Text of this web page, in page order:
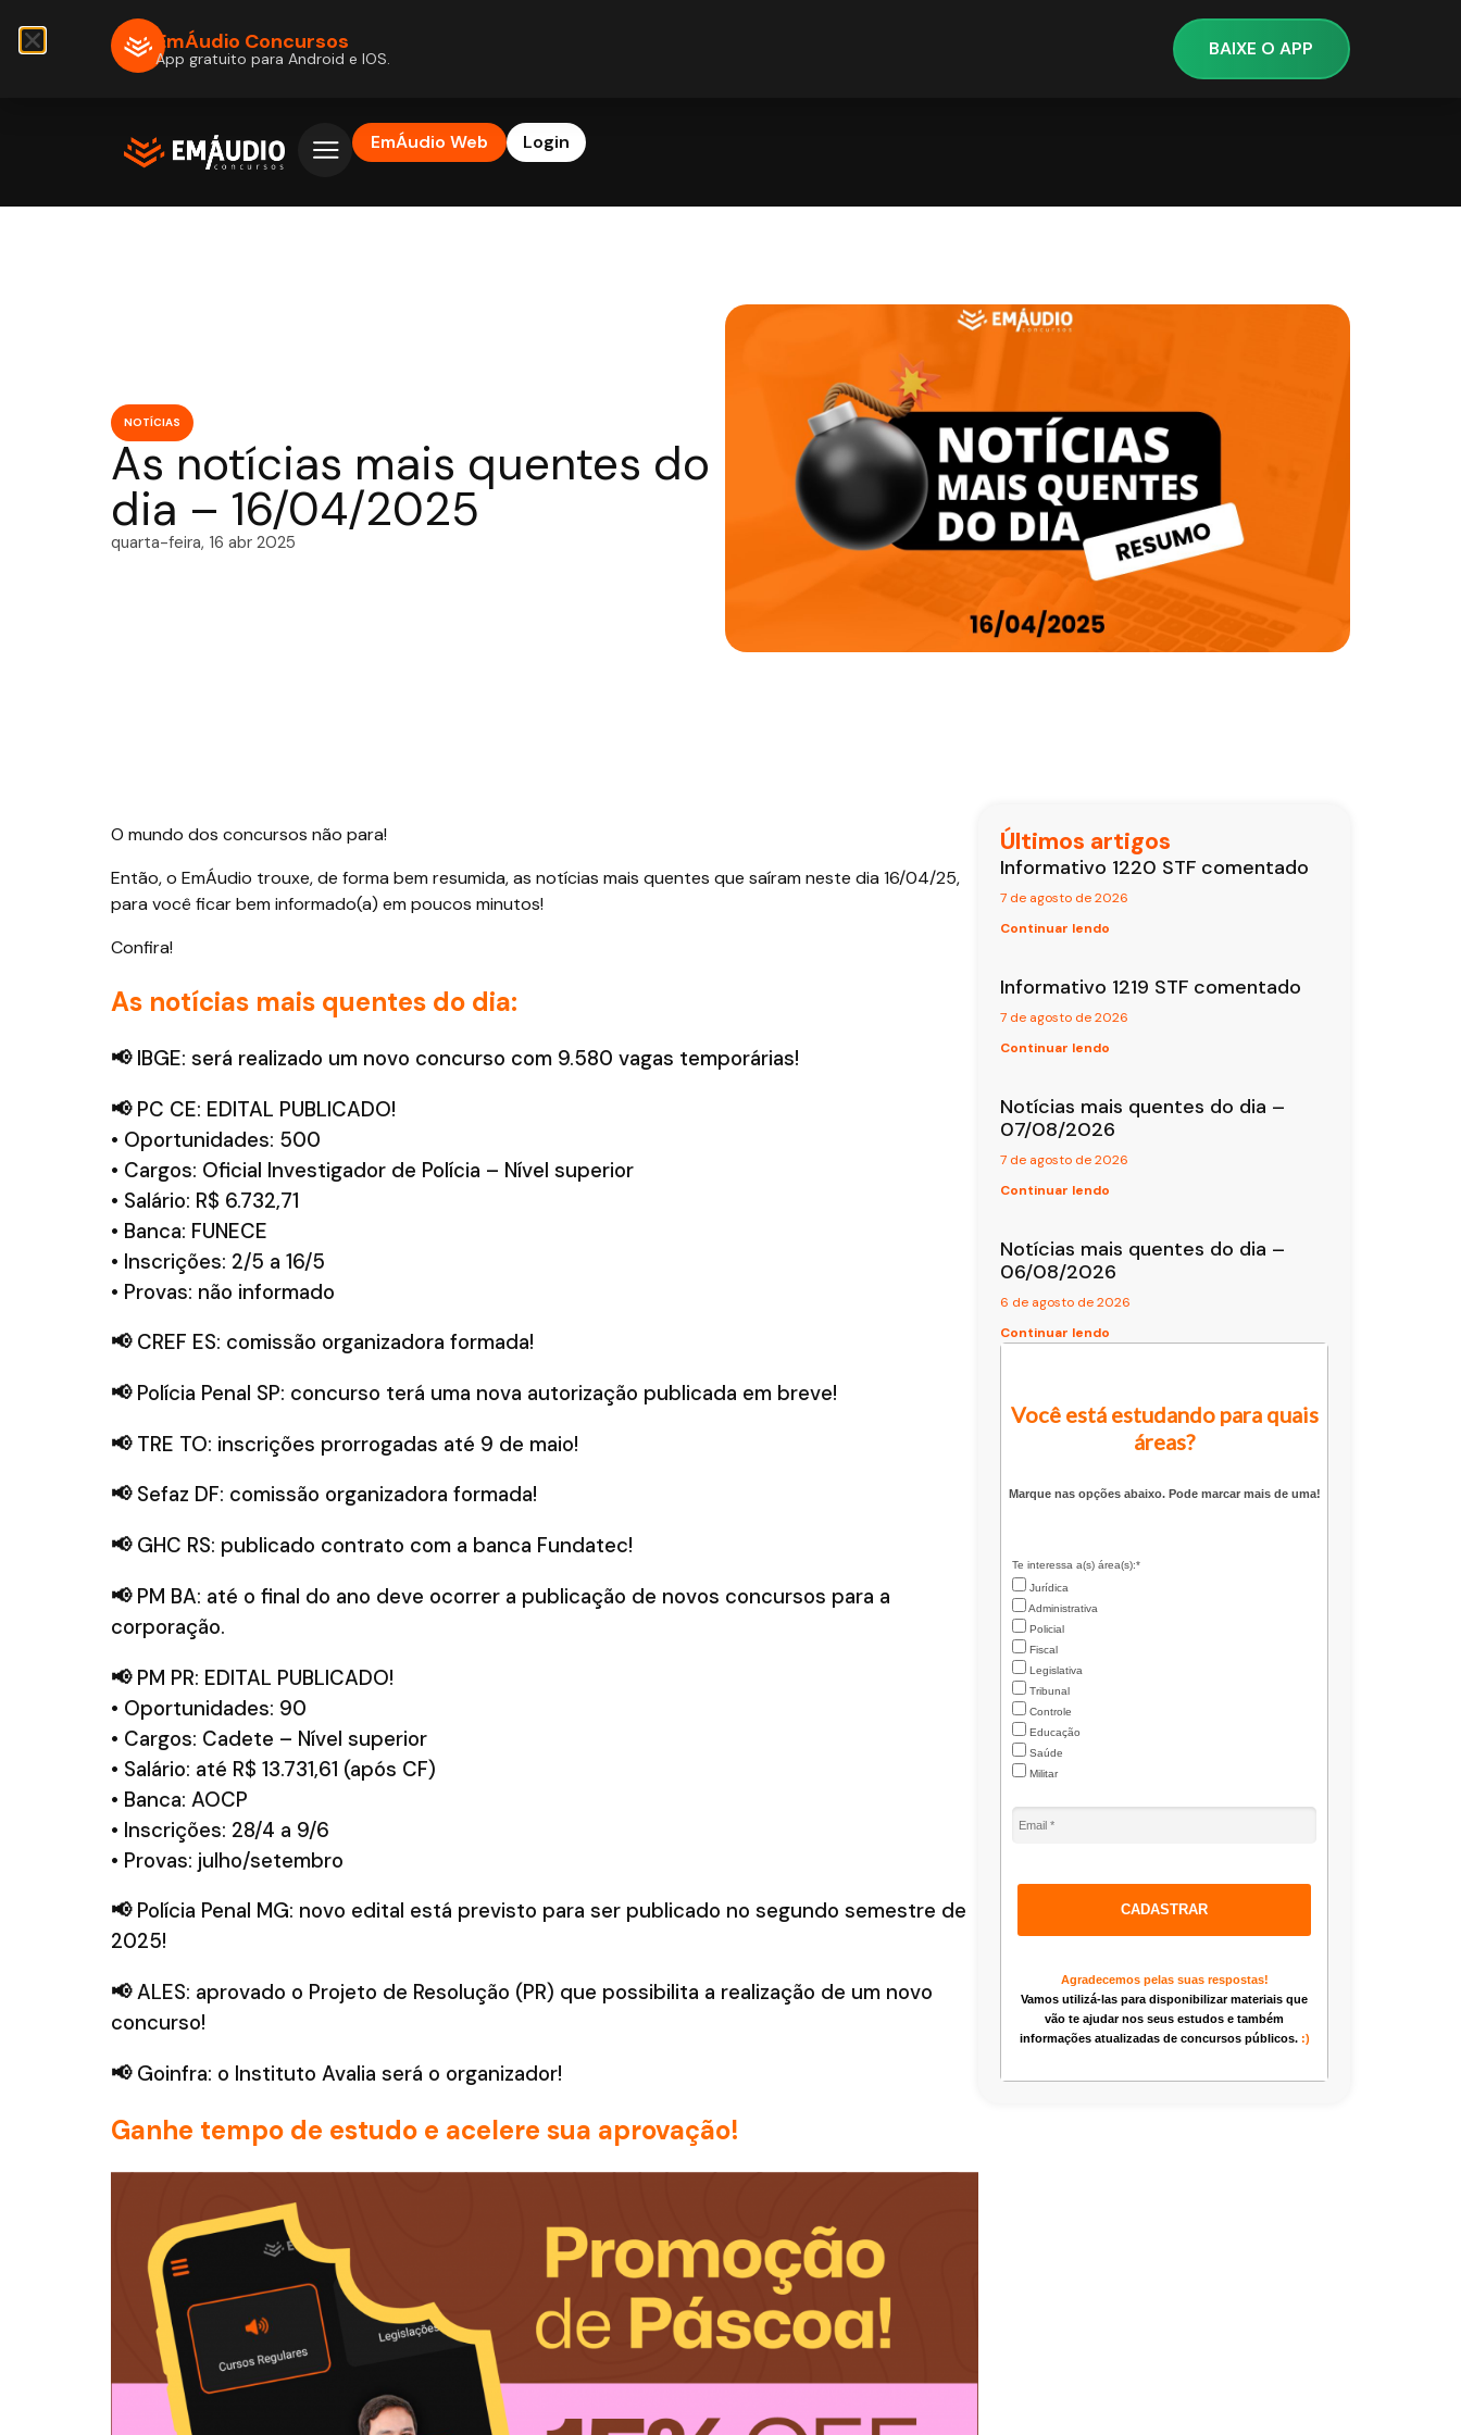
EmÁudio Web Login
NOTÍCIAS
As notícias mais quentes do
dia – 16/04/2025
quarta-feira, 16 abr 2025
O mundo dos concursos não para!
Então, o EmÁudio trouxe, de forma bem resumida, as notícias mais quentes que saíram neste dia 16/04/25,
para você ficar bem informado(a) em poucos minutos!
Confira!
As notícias mais quentes do dia:
📢IBGE: será realizado um novo concurso com 9.580 vagas temporárias!
📢PC CE: EDITAL PUBLICADO!
• Oportunidades: 500
• Cargos: Oficial Investigador de Polícia – Nível superior
• Salário: R$ 6.732,71
• Banca: FUNECE
• Inscrições: 2/5 a 16/5
• Provas: não informado
📢CREF ES: comissão organizadora formada!
📢Polícia Penal SP: concurso terá uma nova autorização publicada em breve!
📢TRE TO: inscrições prorrogadas até 9 de maio!
📢Sefaz DF: comissão organizadora formada!
📢GHC RS: publicado contrato com a banca Fundatec!
📢PM BA: até o final do ano deve ocorrer a publicação de novos concursos para a
corporação.
📢PM PR: EDITAL PUBLICADO!
• Oportunidades: 90
• Cargos: Cadete – Nível superior
• Salário: até R$ 13.731,61 (após CF)
• Banca: AOCP
• Inscrições: 28/4 a 9/6
• Provas: julho/setembro
📢Polícia Penal MG: novo edital está previsto para ser publicado no segundo semestre de
2025!
📢ALES: aprovado o Projeto de Resolução (PR) que possibilita a realização de um novo
concurso!
📢Goinfra: o Instituto Avalia será o organizador!
Ganhe tempo de estudo e acelere sua aprovação!
Últimos artigos
Informativo 1220 STF comentado
7 de agosto de 2026
Continuar lendo
Informativo 1219 STF comentado
7 de agosto de 2026
Continuar lendo
Notícias mais quentes do dia –
07/08/2026
7 de agosto de 2026
Continuar lendo
Notícias mais quentes do dia –
06/08/2026
6 de agosto de 2026
Continuar lendo
Você está estudando para quais
áreas?
Marque nas opções abaixo. Pode marcar mais de uma!
Te interessa a(s) área(s):*
Jurídica
Administrativa
Policial
Fiscal
Legislativa
Tribunal
Controle
Educação
Saúde
Militar
CADASTRAR
Agradecemos pelas suas respostas!
Vamos utilizá-las para disponibilizar materiais que
vão te ajudar nos seus estudos e também
informações atualizadas de concursos públicos. :)
EmÁudio Concursos
App gratuito para Android e IOS. BAIXE O APP